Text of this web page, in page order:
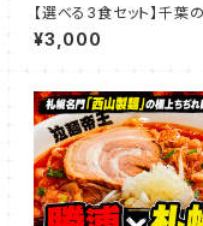
【選べる3食セット】千葉
店「拉麺帝王」激辛・旨辛
ン食べ比べ（★EC限定：
¥3,000